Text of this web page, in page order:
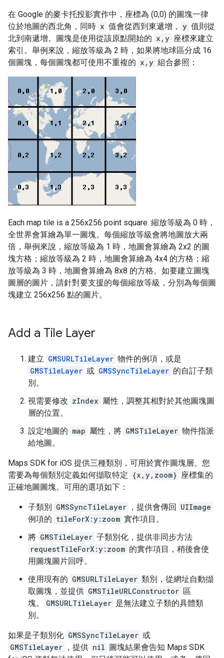
在 Google 的麥卡托投影實作中，座標為 (0,0) 的圖塊一律
位於地圖的西北角，同時 x 值會從西到東遞增， y 值則從
北到南遞增。圖塊是使用從該原點開始的 x,y 座標來建立
索引。舉例來說，縮放等級為 2 時，如果將地球區分成 16
個圖塊，每個圖塊都可使用不重複的 x,y 組合參照：
Each map tile is a 256x256 point square. 縮放等級為 0 時，
全世界會算繪為單一圖塊。每個縮放等級會將地圖放大兩
倍，舉例來說，縮放等級為 1 時，地圖會算繪為 2x2 的圖
塊方格；縮放等級為 2 時，地圖會算繪為 4x4 的方格；縮
放等級為 3 時，地圖會算繪為 8x8 的方格。如要建立圖塊
圖層的圖片，請針對要支援的每個縮放等級，分別為每個圖
塊建立 256x256 點的圖片。
Add a Tile Layer
建立 GMSURLTileLayer 物件的例項，或是
GMSTileLayer 或 GMSSyncTileLayer 的自訂子類
別。
視需要修改 zIndex 屬性，調整其相對於其他圖塊圖
層的位置。
設定地圖的 map 屬性，將 GMSTileLayer 物件指派
給地圖。
Maps SDK for iOS 提供三種類別，可用於實作圖塊層。您
需要為每個類別定義如何擷取特定 {x,y,zoom} 座標集的
正確地圖圖塊。可用的選項如下：
子類別 GMSSyncTileLayer ，提供會傳回 UIImage
例項的 tileForX:y:zoom 實作項目。
將 GMSTileLayer 子類別化，提供非同步方法
requestTileForX:y:zoom 的實作項目，稍後會使
用圖塊圖片回呼。
使用現有的 GMSURLTileLayer 類別，從網址自動擷
取圖塊，並提供 GMSTileURLConstructor 區
塊。
GMSURLTileLayer 是無法建立子類的具體類
別。
如果是子類別化 GMSSyncTileLayer 或
GMSTileLayer ，提供 nil 圖塊結果會告知 Maps SDK